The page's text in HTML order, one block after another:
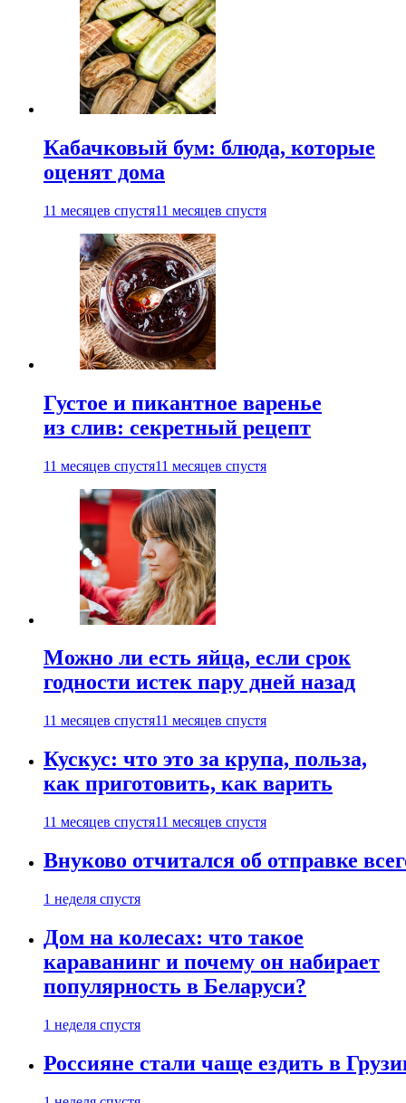
Кабачковый бум: блюда, которые
оценят дома
11 месяцев спустя11 месяцев спустя
Густое и пикантное варенье
из слив: секретный рецепт
11 месяцев спустя11 месяцев спустя
Можно ли есть яйца, если срок
годности истек пару дней назад
11 месяцев спустя11 месяцев спустя
Кускус: что это за крупа, польза,
как приготовить, как варить
11 месяцев спустя11 месяцев спустя
Внуково отчитался об отправке
1 неделя спустя
Дом на колесах: что такое
караванинг и почему он набирает
популярность в Беларуси?
1 неделя спустя
Россияне стали чаще ездить в